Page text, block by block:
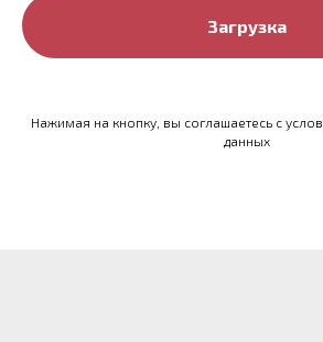
Загрузка
Нажимая на кнопку, вы соглашаетесь с
данных